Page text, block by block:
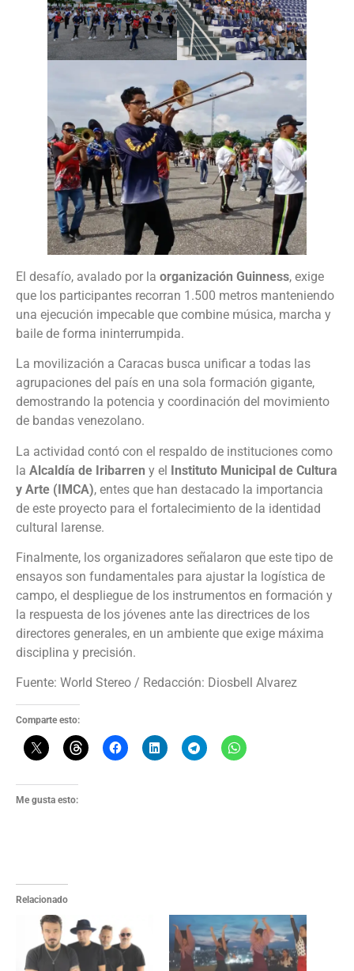
El desafío, avalado por la organización Guinness, exige
que los participantes recorran 1.500 metros manteniendo
una ejecución impecable que combine música, marcha y
baile de forma ininterrumpida.
La movilización a Caracas busca unificar a todas las
agrupaciones del país en una sola formación gigante,
demostrando la potencia y coordinación del movimiento
de bandas venezolano.
La actividad contó con el respaldo de instituciones como
la Alcaldía de Iribarren y el Instituto Municipal de Cultura
y Arte (IMCA), entes que han destacado la importancia
de este proyecto para el fortalecimiento de la identidad
cultural larense.
Finalmente, los organizadores señalaron que este tipo de
ensayos son fundamentales para ajustar la logística de
campo, el despliegue de los instrumentos en formación y
la respuesta de los jóvenes ante las directrices de los
directores generales, en un ambiente que exige máxima
disciplina y precisión.
Fuente: World Stereo / Redacción: Diosbell Alvarez
Comparte esto:
Me gusta esto:
Relacionado